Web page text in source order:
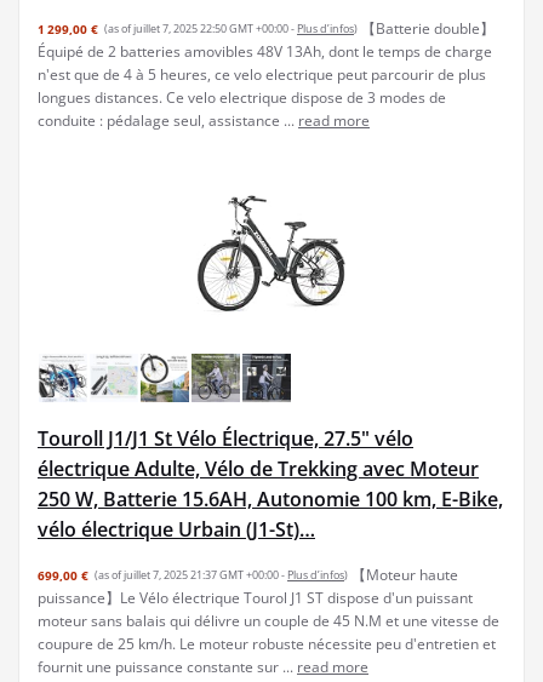
1 299,00 € (as of juillet 7, 2025 22:50 GMT +00:00 - Plus d’infos)
【Batterie double】
Équipé de 2 batteries amovibles 48V 13Ah, dont le temps de charge
n'est que de 4 à 5 heures, ce velo electrique peut parcourir de plus
longues distances. Ce velo electrique dispose de 3 modes de
conduite : pédalage seul, assistance ... read more
Touroll J1/J1 St Vélo Électrique, 27.5" vélo
électrique Adulte, Vélo de Trekking avec Moteur
250 W, Batterie 15.6AH, Autonomie 100 km, E-Bike,
vélo électrique Urbain (J1-St)…
699,00 € (as of juillet 7, 2025 21:37 GMT +00:00 - Plus d’infos)
【Moteur haute
puissance】Le Vélo électrique Tourol J1 ST dispose d'un puissant
moteur sans balais qui délivre un couple de 45 N.M et une vitesse de
coupure de 25 km/h. Le moteur robuste nécessite peu d'entretien et
fournit une puissance constante sur ... read more